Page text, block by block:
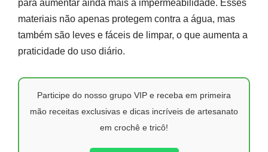
para aumentar ainda mais a impermeabilidade. Esses
materiais não apenas protegem contra a água, mas
também são leves e fáceis de limpar, o que aumenta a
praticidade do uso diário.
Participe do nosso grupo VIP e receba em primeira
mão receitas exclusivas e dicas incríveis de artesanato
em crochê e tricô!